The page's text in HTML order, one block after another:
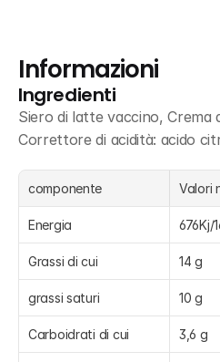
Informazioni
Ingredienti
Siero di latte vaccino,
Correttore di acidità: acido
componente Valori
Energia 676Kj/
Grassi di cui 14 g
grassi saturi 10 g
Carboidrati di cui 3,6 g